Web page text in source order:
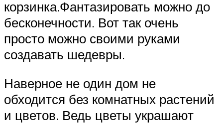
корзинка.Фантазировать можно до
бесконечности. Вот так очень
просто можно своими руками
создавать шедевры.
Наверное не один дом не
обходится без комнатных растений
и цветов. Ведь цветы украшают